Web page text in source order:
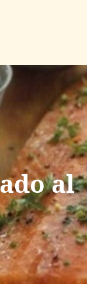
al